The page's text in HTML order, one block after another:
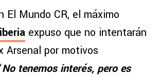
El Mundo CR, el máximo
expuso que no intentarán
Arsenal por motivos
No tenemos interés, pero es